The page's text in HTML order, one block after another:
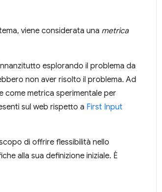
viene considerata una metrica
esplorando il problema da
non aver risolto il problema. Ad
come metrica sperimentale per
sul web rispetto a First Input
di offrire flessibilità nello
alla sua definizione iniziale. È